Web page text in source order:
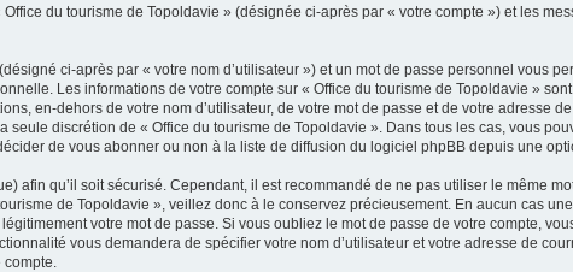
du tourisme de Topoldavie » (désignée ci-après par « votre compte ») et les
ci-après par « votre nom d’utilisateur ») et un mot de passe personnel vous
Les informations de votre compte sur « Office du tourisme de Topoldavie »
en-dehors de votre nom d’utilisateur, de votre mot de passe et de votre adresse
discrétion de « Office du tourisme de Topoldavie ». Dans tous les cas, vous
de vous abonner ou non à la liste de diffusion du logiciel phpBB depuis une
afin qu’il soit sécurisé. Cependant, il est recommandé de ne pas utiliser le même
de Topoldavie », veillez donc à le conservez précieusement. En aucun cas
votre mot de passe. Si vous oubliez le mot de passe de votre compte,
vous demandera de spécifier votre nom d’utilisateur et votre adresse de